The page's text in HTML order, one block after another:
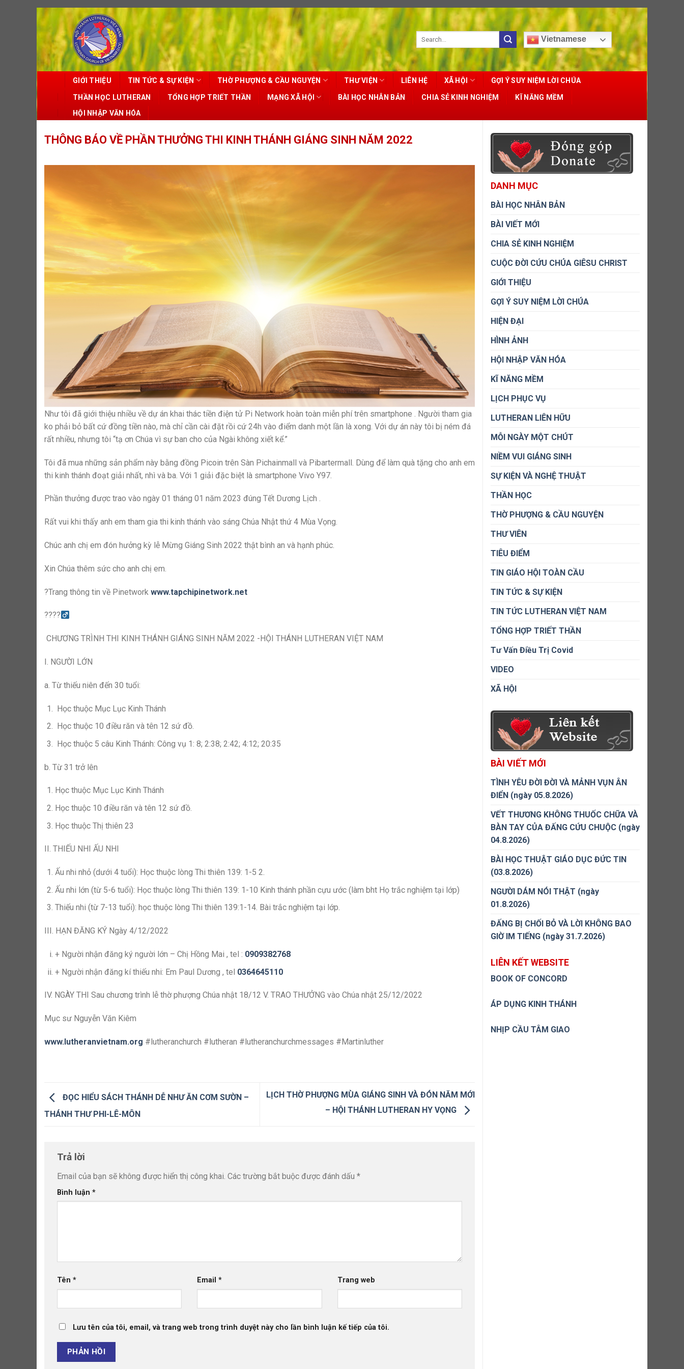
Skip
to
content
Vietnamese
GIỚI THIỆU TIN TỨC & SỰ KIỆN THỜ PHƯỢNG & CẦU NGUYỆN THƯ VIỆN LIÊN HỆ XÃ HỘI GỢI Ý SUY NIỆM LỜI CHÚA
THẦN HỌC LUTHERAN TỔNG HỢP TRIẾT THẦN MẠNG XÃ HỘI BÀI HỌC NHÂN BẢN CHIA SẺ KINH NGHIỆM
KĨ NĂNG MỀM
HỘI NHẬP VĂN HÓA
THÔNG BÁO VỀ PHẦN THƯỞNG THI KINH THÁNH GIÁNG SINH NĂM 2022
Như tôi đã giới thiệu nhiều về dự án khai thác tiền điện tử Pi Network hoàn toàn miễn phí trên smartphone . Người tham gia
ko phải bỏ bất cứ đồng tiền nào, mà chỉ cần cài đặt rồi cứ 24h vào điểm danh một lần là xong. Với dự án này tôi bị ném đá
rất nhiều, nhưng tôi “tạ ơn Chúa vì sự ban cho của Ngài không xiết kể.”
Tôi đã mua những sản phẩm này bằng đồng Picoin trên Sàn Pichainmall và Pibartermall. Dùng để làm quà tặng cho anh em
thi kinh thánh đoạt giải nhất, nhì và ba. Với 1 giải đặc biệt là smartphone Vivo Y97.
Phần thưởng được trao vào ngày 01 tháng 01 năm 2023 đúng Tết Dương Lịch .
Rất vui khi thấy anh em tham gia thi kinh thánh vào sáng Chúa Nhật thứ 4 Mùa Vọng.
Chúc anh chị em đón hưởng kỳ lễ Mừng Giáng Sinh 2022 thật bình an và hạnh phúc.
Xin Chúa thêm sức cho anh chị em.
?Trang thông tin về Pinetwork www.tapchipinetwork.net
????‍
CHƯƠNG TRÌNH THI KINH THÁNH GIÁNG SINH NĂM 2022 -HỘI THÁNH LUTHERAN VIỆT NAM
I. NGƯỜI LỚN
a. Từ thiếu niên đến 30 tuổi:
Học thuộc Mục Lục Kinh Thánh
Học thuộc 10 điều răn và tên 12 sứ đồ.
Học thuộc 5 câu Kinh Thánh: Công vụ 1: 8; 2:38; 2:42; 4:12; 20:35
b. Từ 31 trở lên
Học thuộc Mục Lục Kinh Thánh
Học thuộc 10 điều răn và tên 12 sứ đồ.
Học thuộc Thị thiên 23
II. THIẾU NHI ẤU NHI
Ấu nhi nhỏ (dưới 4 tuổi): Học thuộc lòng Thi thiên 139: 1-5 2.
Ấu nhi lớn (từ 5-6 tuổi): Học thuộc lòng Thi thiên 139: 1-10 Kinh thánh phần cựu ước (làm bht Họ trắc nghiệm tại lớp)
Thiếu nhi (từ 7-13 tuổi): học thuộc lòng Thi thiên 139:1-14. Bài trắc nghiệm tại lớp.
III. HẠN ĐĂNG KÝ Ngày 4/12/2022
+ Người nhận đăng ký người lớn – Chị Hồng Mai , tel : 0909382768
+ Người nhận đăng kí thiếu nhi: Em Paul Dương , tel 0364645110
IV. NGÀY THI Sau chương trình lễ thờ phượng Chúa nhật 18/12 V. TRAO THƯỞNG vào Chúa nhật 25/12/2022
Mục sư Nguyễn Văn Kiêm
www.lutheranvietnam.org #lutheranchurch #lutheran #lutheranchurchmessages #Martinluther
ĐỌC HIỂU SÁCH THÁNH DỄ NHƯ ĂN CƠM SƯỜN –
THÁNH THƯ PHI-LÊ-MÔN
LỊCH THỜ PHƯỢNG MÙA GIÁNG SINH VÀ ĐÓN NĂM MỚI
– HỘI THÁNH LUTHERAN HY VỌNG
Trả lời
Email của bạn sẽ không được hiển thị công khai. Các trường bắt buộc được đánh dấu *
Bình luận *
Tên * Email* Trang web
Lưu tên của tôi, email, và trang web trong trình duyệt này cho lần bình luận kế tiếp của tôi.
DANH MỤC
BÀI HỌC NHÂN BẢN
BÀI VIẾT MỚI
CHIA SẺ KINH NGHIỆM
CUỘC ĐỜI CỨU CHÚA GIÊSU CHRIST
GIỚI THIỆU
GỢI Ý SUY NIỆM LỜI CHÚA
HIỆN ĐẠI
HÌNH ẢNH
HỘI NHẬP VĂN HÓA
KĨ NĂNG MỀM
LỊCH PHỤC VỤ
LUTHERAN LIÊN HỮU
MỖI NGÀY MỘT CHÚT
NIỀM VUI GIÁNG SINH
SỰ KIỆN VÀ NGHỆ THUẬT
THẦN HỌC
THỜ PHƯỢNG & CẦU NGUYỆN
THƯ VIÊN
TIÊU ĐIỂM
TIN GIÁO HỘI TOÀN CẦU
TIN TỨC & SỰ KIỆN
TIN TỨC LUTHERAN VIỆT NAM
TỔNG HỢP TRIẾT THẦN
Tư Vấn Điều Trị Covid
VIDEO
XÃ HỘI
BÀI VIẾT MỚI
TÌNH YÊU ĐỜI ĐỜI VÀ MẢNH VỤN ÂN
ĐIỂN (ngày 05.8.2026)
VẾT THƯƠNG KHÔNG THUỐC CHỮA VÀ
BÀN TAY CỦA ĐẤNG CỨU CHUỘC (ngày
04.8.2026)
BÀI HỌC THUẬT GIÁO DỤC ĐỨC TIN
(03.8.2026)
NGƯỜI DÁM NÓI THẬT (ngày
01.8.2026)
ĐẤNG BỊ CHỐI BỎ VÀ LỜI KHÔNG BAO
GIỜ IM TIẾNG (ngày 31.7.2026)
LIÊN KẾT WEBSITE
BOOK OF CONCORD
ÁP DỤNG KINH THÁNH
NHỊP CẦU TÂM GIAO